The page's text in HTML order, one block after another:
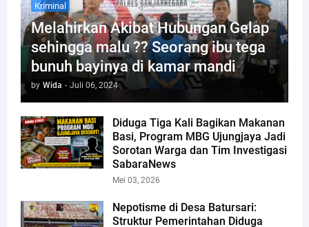
Kriminal
Melahirkan Akibat Hubungan Gelap
sehingga malu ?? Seorang ibu tega
bunuh bayinya di kamar mandi
by Wida - Juli 06, 2024
Diduga Tiga Kali Bagikan Makanan
Basi, Program MBG Ujungjaya Jadi
Sorotan Warga dan Tim Investigasi
SabaraNews
Mei 03, 2026
Nepotisme di Desa Batursari:
Struktur Pemerintahan Diduga